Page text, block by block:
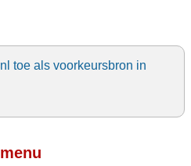
toe als voorkeursbron in